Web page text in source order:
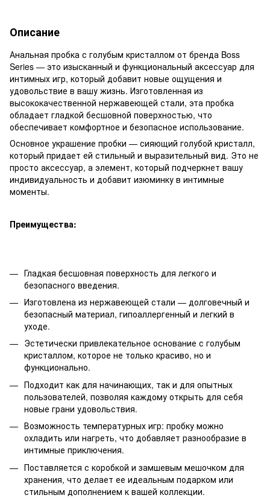
Описание
Анальная пробка с голубым кристаллом от бренда Boss
Series — это изысканный и функциональный аксессуар для
интимных игр, который добавит новые ощущения и
удовольствие в вашу жизнь. Изготовленная из
высококачественной нержавеющей стали, эта пробка
обладает гладкой бесшовной поверхностью, что
обеспечивает комфортное и безопасное использование.
Основное украшение пробки — сияющий голубой кристалл,
который придает ей стильный и выразительный вид. Это не
просто аксессуар, а элемент, который подчеркнет вашу
индивидуальность и добавит изюминку в интимные
моменты.
Преимущества:
Гладкая бесшовная поверхность для легкого и
безопасного введения.
Изготовлена из нержавеющей стали — долговечный и
безопасный материал, гипоаллергенный и легкий в
уходе.
Эстетически привлекательное основание с голубым
кристаллом, которое не только красиво, но и
функционально.
Подходит как для начинающих, так и для опытных
пользователей, позволяя каждому открыть для себя
новые грани удовольствия.
Возможность температурных игр: пробку можно
охладить или нагреть, что добавляет разнообразие в
интимные приключения.
Поставляется с коробкой и замшевым мешочком для
хранения, что делает ее идеальным подарком или
стильным дополнением к вашей коллекции.